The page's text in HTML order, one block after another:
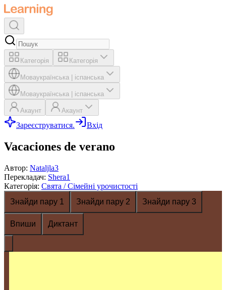
Категорія Категорія
Моваукраїнська іспанська
Моваукраїнська іспанська
Акаунт Акаунт
Зареєструватися. Вхід
Vacaciones de verano
Автор: Nataljla3
Перекладач: Shera1
Категорія: Свята / Сімейні урочистості
Знайди пару 1
Знайди пару 2 Знайди пару 3
Впиши Диктант